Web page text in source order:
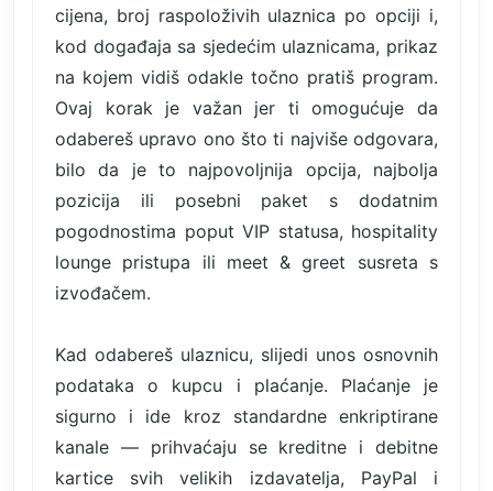
cijena, broj raspoloživih ulaznica po opciji i,
kod događaja sa sjedećim ulaznicama, prikaz
na kojem vidiš odakle točno pratiš program.
Ovaj korak je važan jer ti omogućuje da
odabereš upravo ono što ti najviše odgovara,
bilo da je to najpovoljnija opcija, najbolja
pozicija ili posebni paket s dodatnim
pogodnostima poput VIP statusa, hospitality
lounge pristupa ili meet & greet susreta s
izvođačem.
Kad odabereš ulaznicu, slijedi unos osnovnih
podataka o kupcu i plaćanje. Plaćanje je
sigurno i ide kroz standardne enkriptirane
kanale — prihvaćaju se kreditne i debitne
kartice svih velikih izdavatelja, PayPal i